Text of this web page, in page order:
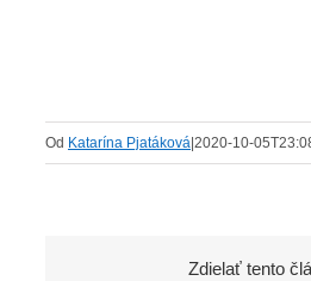
Od Katarína Pjatáková|2020-10-
Zdielať tento